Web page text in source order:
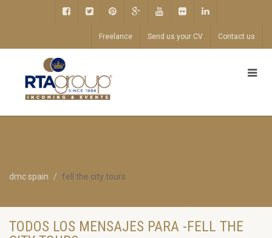
Freelance Send us your CV Contact us
dmc spain fell the city tours
TODOS LOS MENSAJES PARA -FELL THE